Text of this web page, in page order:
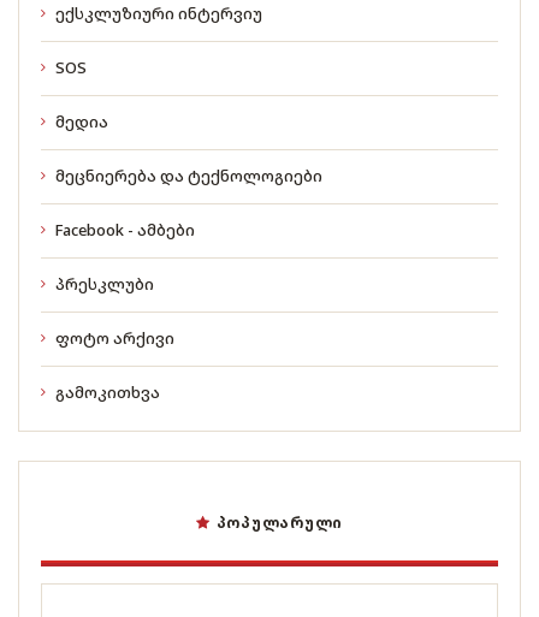
ექსკლუზიური ინტერვიუ
SOS
მედია
მეცნიერება და ტექნოლოგიები
Facebook - ამბები
პრესკლუბი
ფოტო არქივი
გამოკითხვა
ᲞᲝᲞᲣᲚᲐᲠᲣᲚᲘ